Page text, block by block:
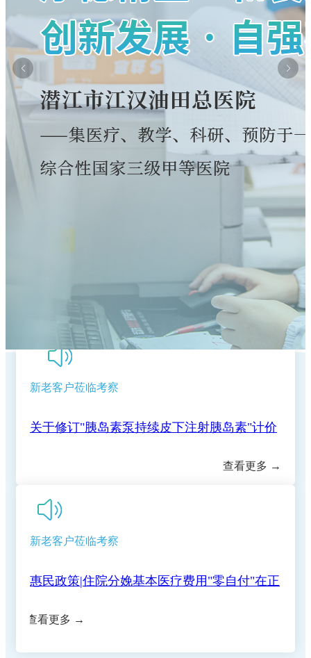
新老客户莅临考察
关于修订"胰岛素泵持续皮下注射胰岛素"计价
单位和价格的公示
关于新增干眼熏蒸治疗等 医疗服务价格的公
示
关于新增（修订）医疗服务项目价格的公示
正规合法的网赌网站住院预交金收取公示
正规合法的网赌网站(五七院区)住院预交金收
正规合法的网赌网站关于调整托老服务项目价
正规合法的网赌网站关于开展"上门服务费"等
医疗服务项目的价格公示
【重要通知】正规的网赌网站五七院区医保收
费标准调整为三级医院标准
关于美容整形类医疗服务价格公示
关于修订"胰岛素泵持续皮下注射胰岛素"计价
关于新增干眼熏蒸治疗等 医疗服务价格的公
示
关于新增（修订）医疗服务项目价格的公示
查看更多 →
新老客户莅临考察
正规的网赌网站2026年6月29日--7月4日专家
惠民政策|住院分娩基本医疗费用"零自付"在正
守住钱袋子 护好幸福家|我院扎实开展防范非
复盘蓄力提质 深耕护理服务｜我院召开2026
年度护理管理委员会首次工作会议
我院第十期临床思享会圆满结束，以学术思享
工作
正规的网赌网站2026年6月29日--7月4日专家
（专科）耐磨环保地坪服务
暑假换"新颜"|学生专属肌肤蜕变方案上线
惠民政策|住院分娩基本医疗费用"零自付"在正
规的网赌网站全面实施
守住钱袋子 护好幸福家|我院扎实开展防范非
查看更多 →